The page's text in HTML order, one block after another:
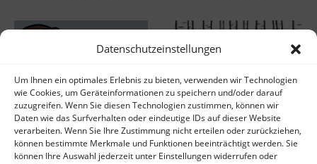
Datenschutzeinstellungen
Um Ihnen ein optimales Erlebnis zu bieten, verwenden wir Technologien
wie Cookies, um Geräteinformationen zu speichern und/oder darauf
zuzugreifen. Wenn Sie diesen Technologien zustimmen, können wir
Daten wie das Surfverhalten oder eindeutige IDs auf dieser Website
verarbeiten. Wenn Sie Ihre Zustimmung nicht erteilen oder zurückziehen,
können bestimmte Merkmale und Funktionen beeinträchtigt werden. Sie
können Ihre Auswahl jederzeit unter Einstellungen widerrufen oder
Nanouka Children's Book Summer of Girls